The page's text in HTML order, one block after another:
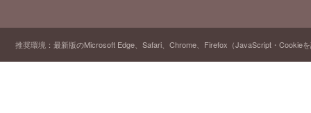
推奨環境：最新版のMicrosoft Edge、Safari、Chrome、Firefox（JavaScript・Cookie